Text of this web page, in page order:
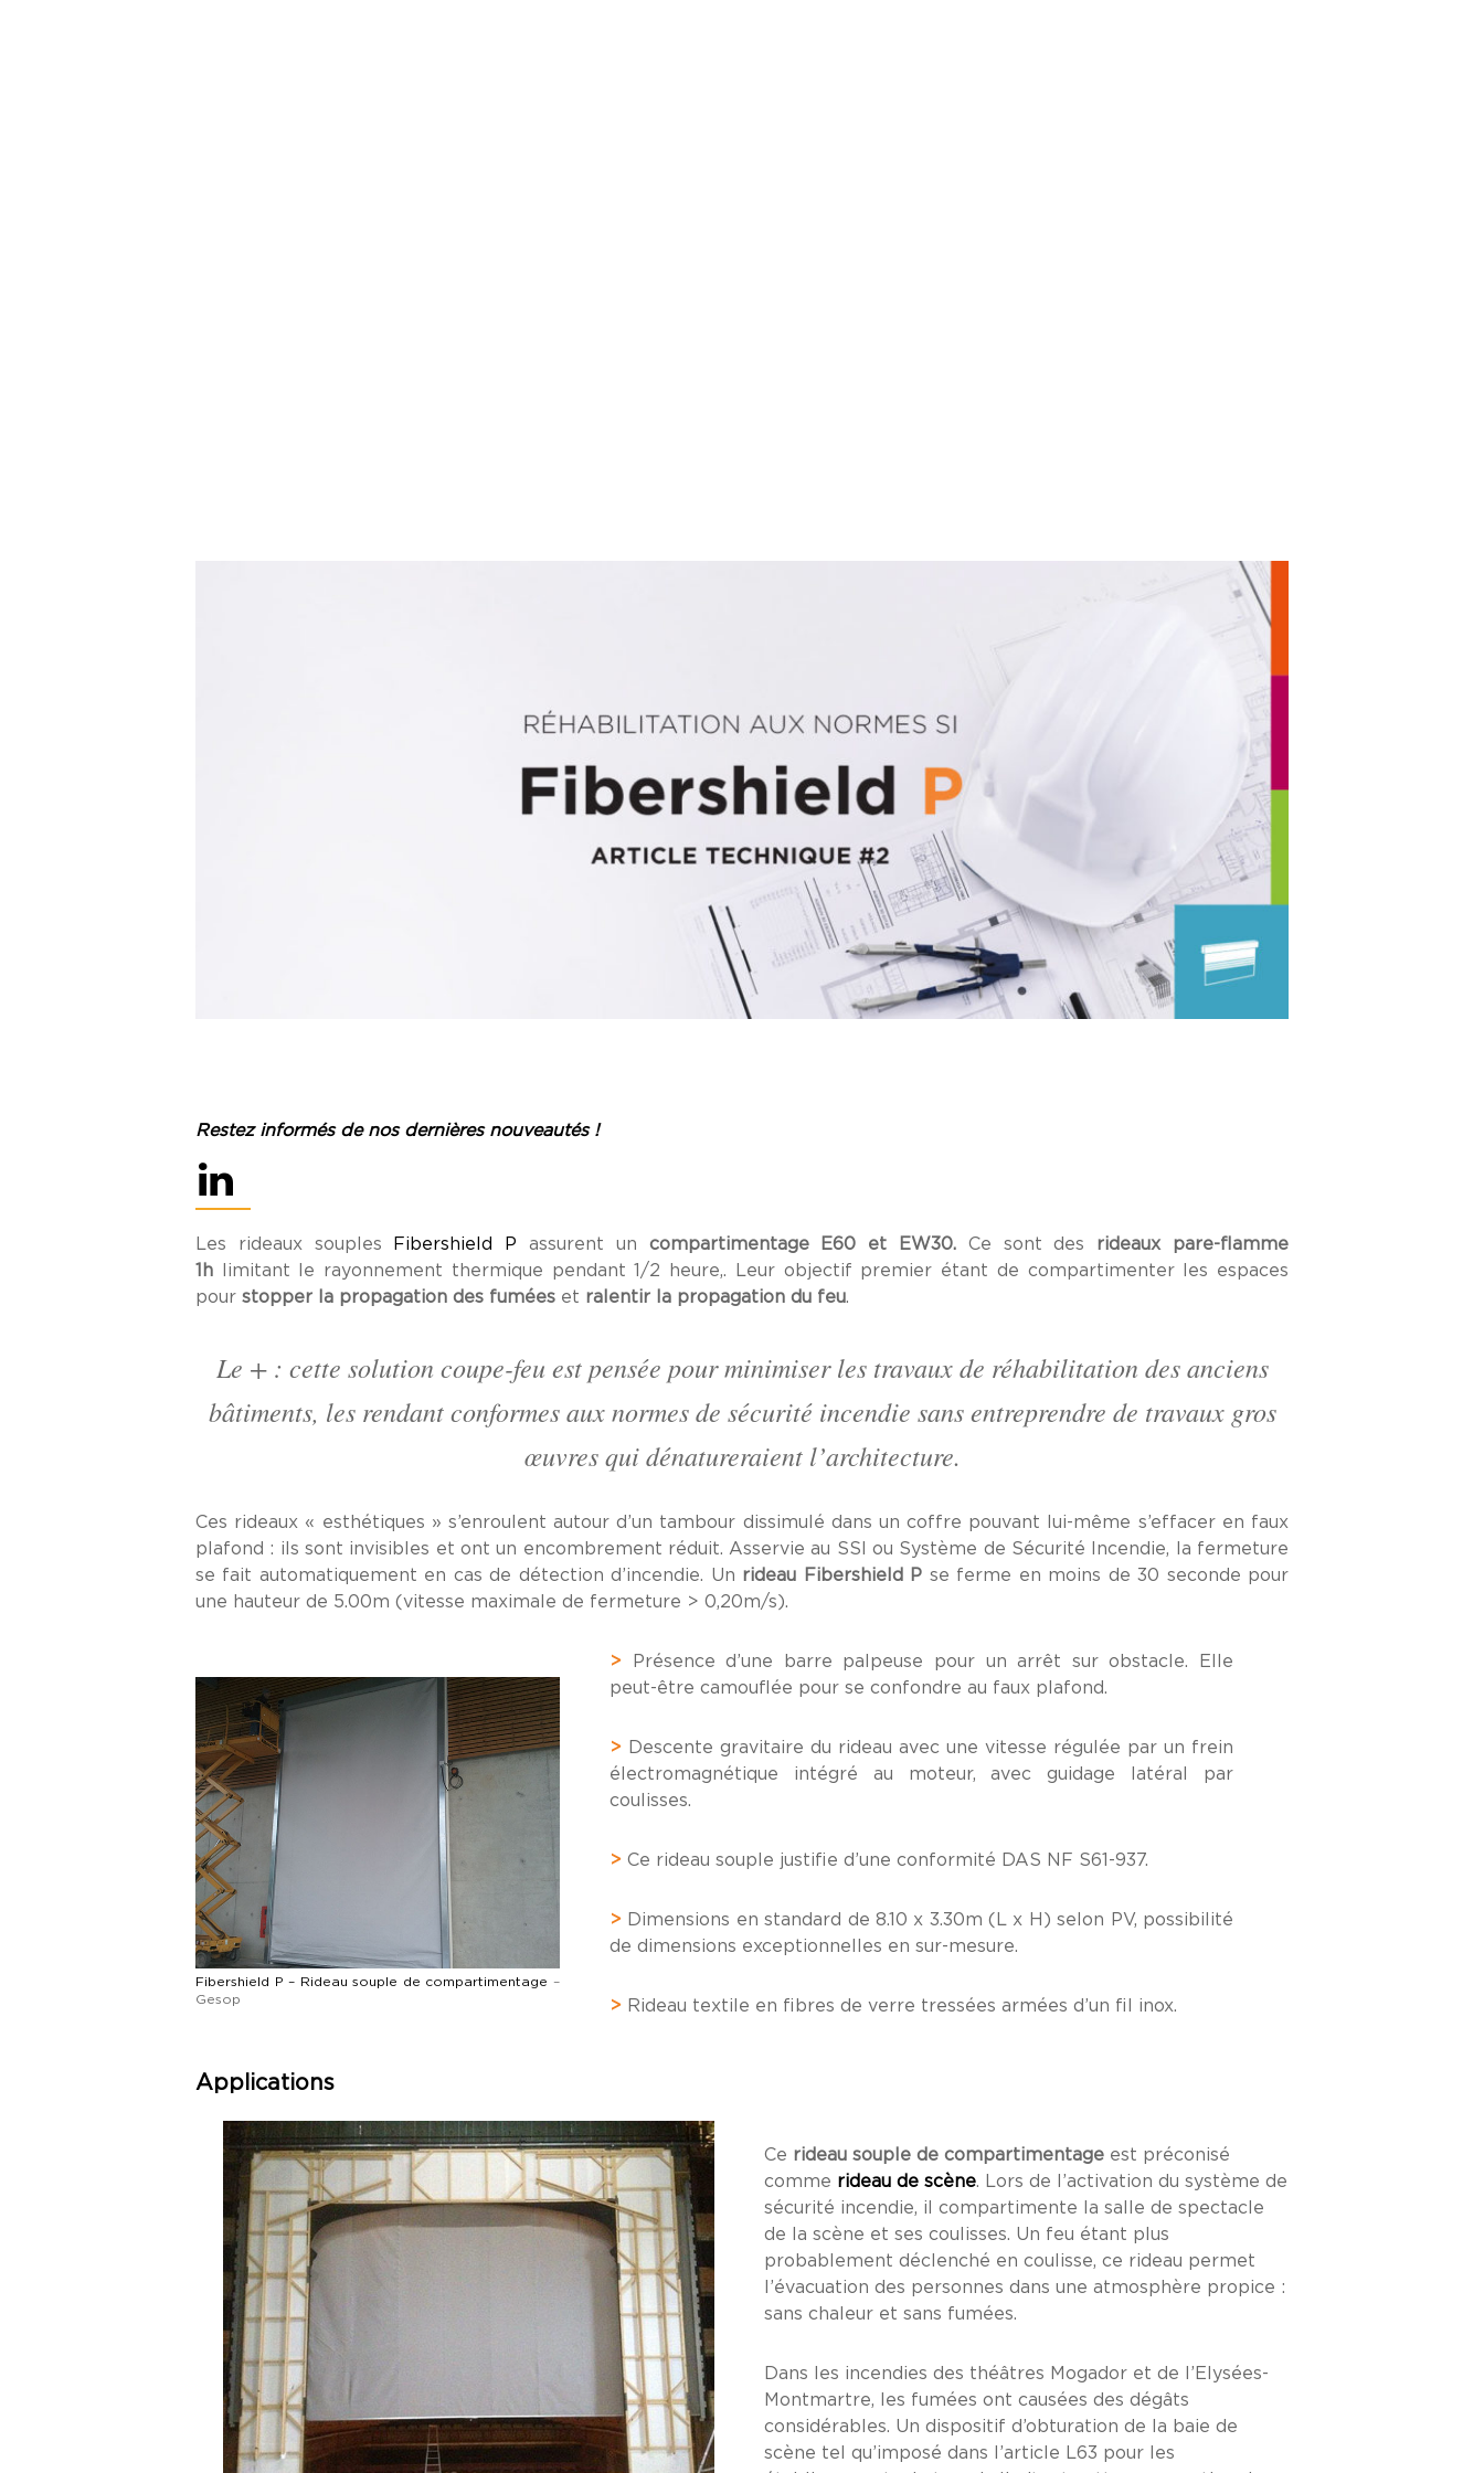
Restez informés de nos dernières nouveautés !
Les rideaux souples Fibershield P assurent un compartimentage E60 et EW30. Ce sont des rideaux
pare-flamme
1h limitant le rayonnement thermique pendant 1/2 heure,. Leur objectif premier étant de compartimenter les espaces
pour stopper la propagation des fumées et ralentir la propagation du feu.
Le + : cette solution coupe-feu est pensée pour minimiser les travaux de réhabilitation des anciens
bâtiments, les rendant conformes aux normes de sécurité incendie sans entreprendre de travaux gros
œuvres qui dénatureraient l’architecture.
Ces rideaux « esthétiques » s’enroulent autour d’un tambour dissimulé dans un coffre pouvant lui-même s’effacer en faux
plafond : ils sont invisibles et ont un encombrement réduit. Asservie au SSI ou Système de Sécurité Incendie, la fermeture
se fait automatiquement en cas de détection d’incendie. Un rideau Fibershield P se ferme en moins de 30 seconde pour
une hauteur de 5.00m (vitesse maximale de fermeture > 0,20m/s).
Fibershield P – Rideau souple de compartimentage –
Gesop
>
Présence d’une barre palpeuse pour un arrêt sur obstacle. Elle
peut-être camouflée pour se confondre au faux plafond.
>
Descente gravitaire du rideau avec une vitesse régulée par un frein
électromagnétique intégré au moteur, avec guidage latéral par
coulisses.
> Ce rideau souple justifie d’une conformité DAS NF S61-937.
> Dimensions en standard de 8.10 x 3.30m (L x H) selon PV, possibilité
de dimensions exceptionnelles en sur-mesure.
> Rideau textile en fibres de verre tressées armées d’un fil inox.
Applications
Ce rideau souple de compartimentage est préconisé
comme rideau de scène. Lors de l’activation du système de
sécurité incendie, il compartimente la salle de spectacle
de la scène et ses coulisses. Un feu étant plus
probablement déclenché en coulisse, ce rideau permet
l’évacuation des personnes dans une atmosphère propice :
sans chaleur et sans fumées.
Dans les incendies des théâtres Mogador et de l’Elysées-
Montmartre, les fumées ont causées des dégâts
considérables. Un dispositif d’obturation de la baie de
scène tel qu’imposé dans l’article L63 pour les